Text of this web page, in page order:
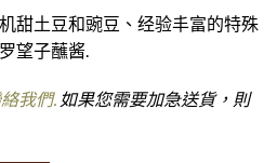
甜土豆和豌豆、经验丰富的特殊
望子蘸酱.
我們. 如果您需要加急送貨，則